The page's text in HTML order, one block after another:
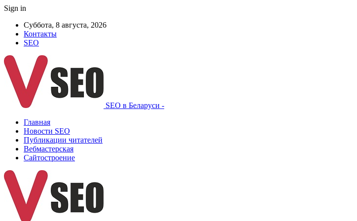
Sign in
Суббота, 8 августа, 2026
Контакты
SEO
SEO в Беларуси -
Главная
Новости SEO
Публикации читателей
Вебмастерская
Сайтостроение